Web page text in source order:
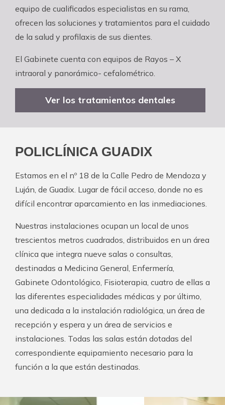
equipo de cualificados especialistas en su rama,
ofrecen las soluciones y tratamientos para el cuidado
de la salud y profilaxis de sus dientes.
El Gabinete cuenta con equipos de Rayos – X
intraoral y panorámico- cefalométrico.
Ver los tratamientos dentales
POLICLÍNICA GUADIX
Estamos en el nº 18 de la Calle Pedro de Mendoza y
Luján, de Guadix. Lugar de fácil acceso, donde no es
difícil encontrar aparcamiento en las inmediaciones.
Nuestras instalaciones ocupan un local de unos
trescientos metros cuadrados, distribuidos en un área
clínica que integra nueve salas o consultas,
destinadas a Medicina General, Enfermería,
Gabinete Odontológico, Fisioterapia, cuatro de ellas a
las diferentes especialidades médicas y por último,
una dedicada a la instalación radiológica, un área de
recepción y espera y un área de servicios e
instalaciones. Todas las salas están dotadas del
correspondiente equipamiento necesario para la
función a la que están destinadas.